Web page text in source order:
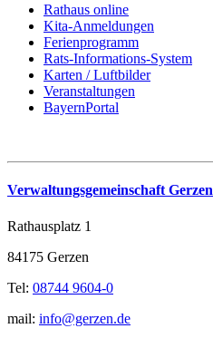
Rathaus online
Kita-Anmeldungen
Ferienprogramm
Rats-Informations-System
Karten / Luftbilder
Veranstaltungen
BayernPortal
Verwaltungsgemeinschaft Gerzen
Rathausplatz 1
84175 Gerzen
Tel: 08744 9604-0
mail: info@gerzen.de